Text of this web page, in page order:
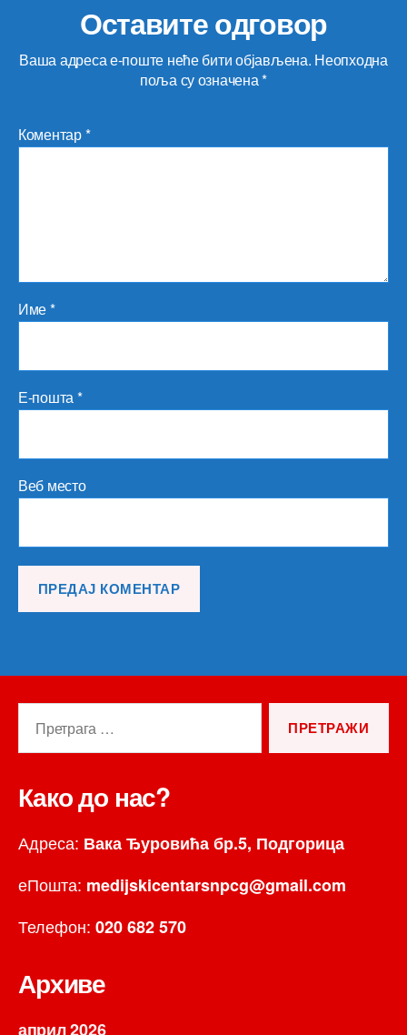
Оставите одговор
Ваша адреса е-поште неће бити објављена. Неопходна
поља су означена*
Коментар*
Име*
Е-пошта*
Веб место
Како до нас?
Адреса: Вака Ђуровића бр.5, Подгорица
еПошта: medijskicentarsnpcg@gmail.com
Телефон: 020 682 570
Архиве
април 2026